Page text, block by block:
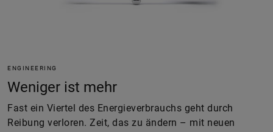
ENGINEERING
Weniger ist mehr
Fast ein Viertel des Energieverbrauchs geht durch
Reibung verloren. Zeit, das zu ändern – mit neuen